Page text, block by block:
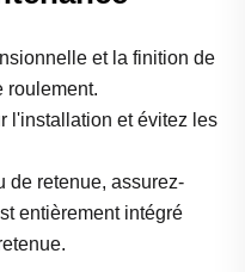
et la finition de
roulement.
l'installation et évitez les
de retenue, assurez-
entièrement intégré